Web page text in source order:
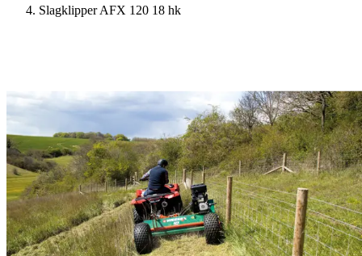
Slagklipper AFX 120 18 hk